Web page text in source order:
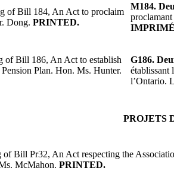
of Bill 184, An Act to proclaim
Dong. PRINTED.
M184.
of Bill 186, An Act to establish
Plan. Hon. Ms. Hunter.
G186.
établissant
l’Ontario.
PROJETS
of Bill Pr32, An Act respecting the
McMahon. PRINTED.